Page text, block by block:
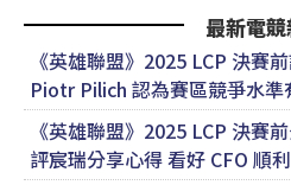
最新電
《英雄聯盟》2025 LCP 決賽
Piotr Pilich 認為賽區競爭水準
《英雄聯盟》2025 LCP 決賽
評宸瑞分享心得 看好 CFO 順